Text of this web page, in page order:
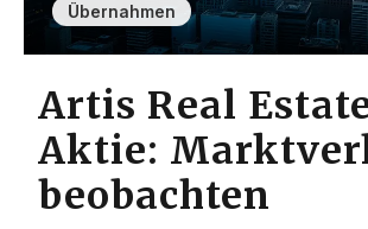
Übernahmen
Artis Real
Aktie:
beobachten